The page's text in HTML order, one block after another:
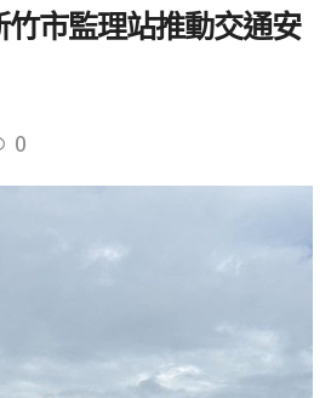
市監理站推動交通安
0